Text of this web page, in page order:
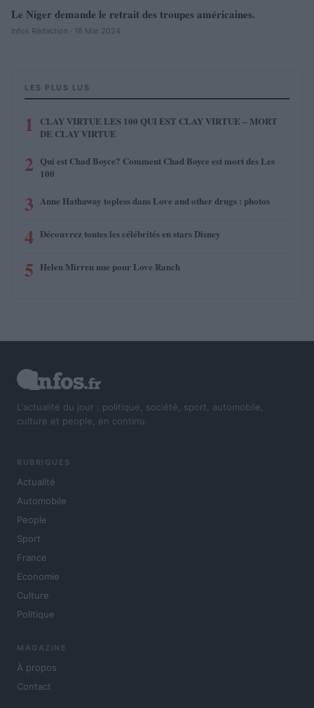
Le Niger demande le retrait des troupes américaines.
Infos Rédaction · 18 Mar 2024
LES PLUS LUS
1
CLAY VIRTUE LES 100 QUI EST CLAY VIRTUE – MORT
DE CLAY VIRTUE
2 Qui est Chad Boyce? Comment Chad Boyce est mort des Les
100
3 Anne Hathaway topless dans Love and other drugs : photos
4 Découvrez toutes les célébrités en stars Disney
5 Helen Mirren nue pour Love Ranch
L'actualité du jour : politique, société, sport, automobile,
culture et people, en continu.
RUBRIQUES
Actualité
Automobile
People
Sport
France
Economie
Culture
Politique
MAGAZINE
À propos
Contact